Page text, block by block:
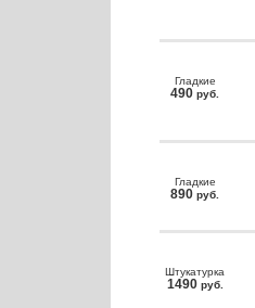
Гладкие
490 руб.
Гладкие
890 руб.
Штукатурка
1490 руб.